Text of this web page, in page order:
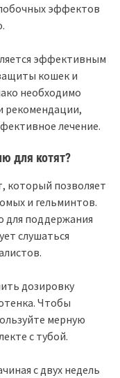
эффектов
эффективным
кошек и
необходимо
рекомендации,
лечение.
для котят?
который позволяет
и гельминтов.
для поддержания
слушаться
дозировку
Чтобы
мерную
с тубой.
с двух недель